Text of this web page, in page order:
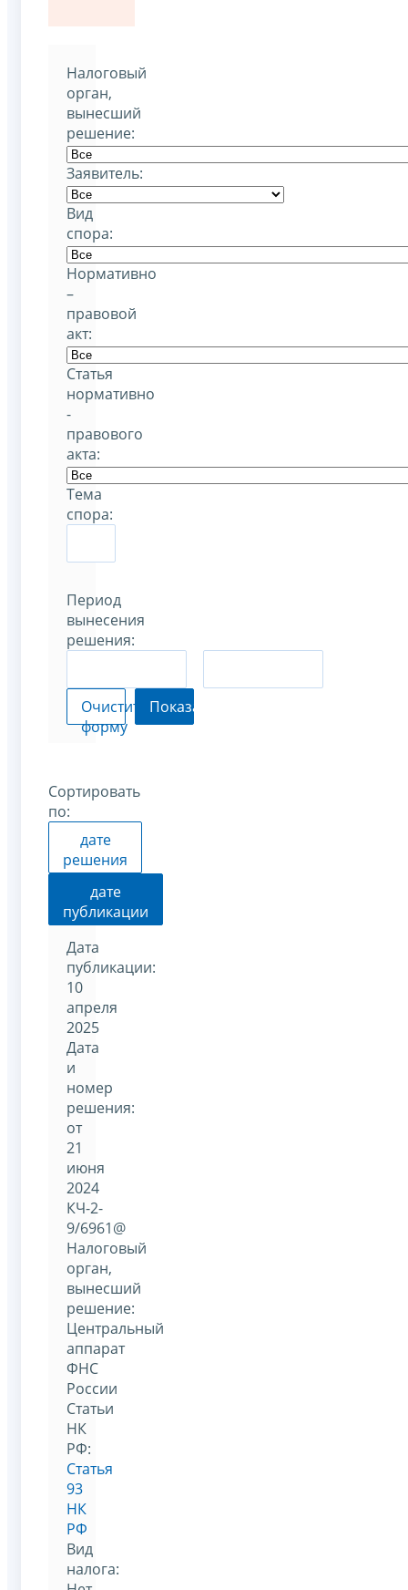
Налоговый
орган,
вынесший
решение:
Заявитель:
Вид
спора:
Нормативно
–
правовой
акт:
Статья
нормативно
-
правового
акта:
Тема
спора:
Период
вынесения
решения:
Очистить
форму
Показать
Сортировать
по:
дате
решения
дате
публикации
Дата
публикации:
10
апреля
2025
Дата
и
номер
решения:
от
21
июня
2024
КЧ-2-
9/6961@
Налоговый
орган,
вынесший
решение:
Центральный
аппарат
ФНС
России
Статьи
НК
РФ:
Статья
93
НК
РФ
Вид
налога: